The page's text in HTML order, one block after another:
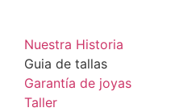
Nuestra Historia
Guia de tallas
Garantía de joyas
Taller